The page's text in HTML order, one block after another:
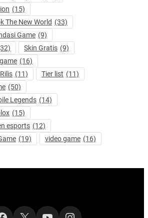
(15)
The New World (33)
Game (9)
Skin Gratis (9)
(16)
(11) Tier list (11)
(50)
Legends (14)
(15)
esports (12)
(19) video game (16)